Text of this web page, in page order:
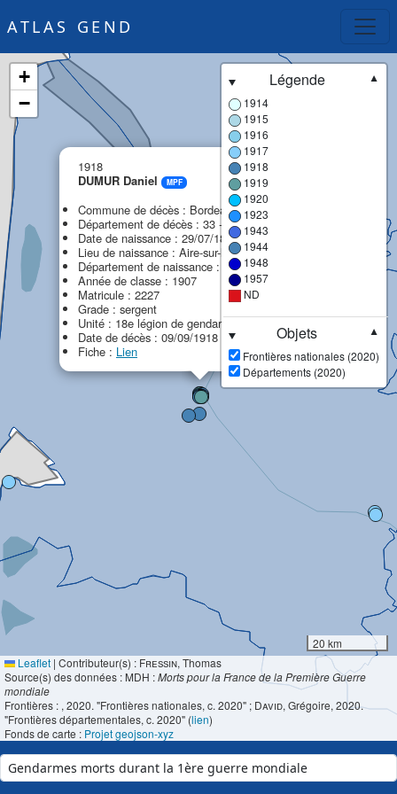
ATLAS GEND
1918
DUMUR Daniel
MPF
Commune de décès : Bordeaux
Département de décès : 33 - Gironde
Date de naissance : 29/07/1887
Lieu de naissance : Aire-sur-la-Lys
Département de naissance : 62 - Pas-de-Calais
Année de classe : 1907
Matricule : 2227
Grade : sergent
Unité : 18e légion de gendarmerie (18e LG)
Date de décès : 09/09/1918
Fiche : Lien
+
−
Légende
▼
1914
1915
1916
1917
1918
1919
1920
1923
1943
1944
1948
1957
ND
Objets
▼
Frontières nationales (2020)
Départements (2020)
20 km
Leaflet | Contributeur(s) : Fressin, Thomas
Source(s) des données : MDH :Morts pour la France de la Première Guerre
mondiale
Frontières : , 2020. "Frontières nationales, c. 2020" ; David, Grégoire, 2020.
"Frontières départementales, c. 2020" (lien)
Fonds de carte : Projet geojson-xyz